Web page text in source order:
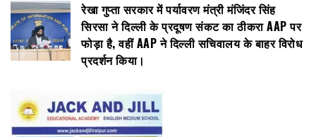
रेखा गुप्ता सरकार में पर्यावरण मंत्री मंजिंदर सिंह
सिरसा ने दिल्ली के प्रदूषण संकट का ठीकरा AAP पर
फोड़ा है, वहीं AAP ने दिल्ली सचिवालय के बाहर विरोध
प्रदर्शन किया।